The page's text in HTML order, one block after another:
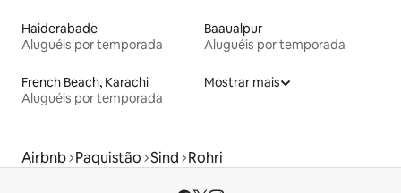
Haiderabade
Aluguéis por temporada
Baaualpur
Aluguéis por temporada
French Beach, Karachi
Aluguéis por temporada
Mostrar mais
Airbnb Paquistão Sind Rohri